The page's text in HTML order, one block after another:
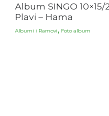
Album SINGO 10×15/
Plavi – Hama
Albumi i Ramovi, Foto album